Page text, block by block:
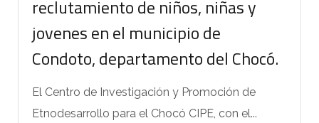
reclutamiento de niños, niñas y
jovenes en el municipio de
Condoto, departamento del Chocó.
El Centro de Investigación y Promoción de
Etnodesarrollo para el Chocó CIPE, con el...